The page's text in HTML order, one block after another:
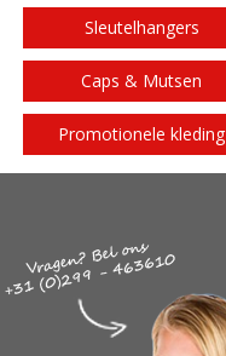
Sleutelhangers
Caps & Mutsen
Promotionele kleding